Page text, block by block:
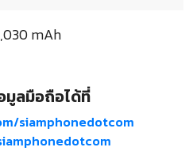
mAh
มูลมือถือได้ที่
siamphonedotcom